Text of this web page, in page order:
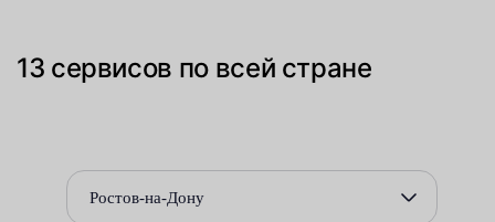
износ подшипника;
шум в зоне ГРМ;
13 сервисов по всей стране
Ростов-на-Дону